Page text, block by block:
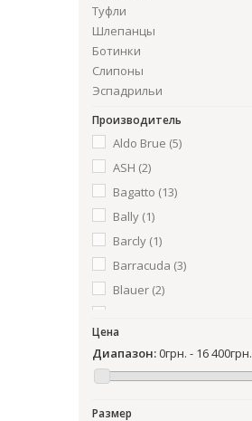
Туфли
Шлепанцы
Ботинки
Слипоны
Эспадрильи
Производитель
Aldo Brue (5)
ASH (2)
Bagatto (13)
Bally (1)
Barcly (1)
Barracuda (3)
Blauer (2)
Coupe
Dino Bigioni(40)
Emporio Armani
Цена
Диапазон:0грн. - 16 400грн.
Размер